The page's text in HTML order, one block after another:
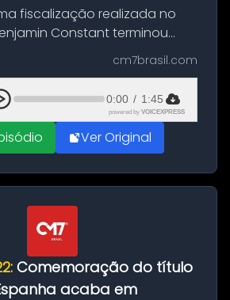
fiscalização realizada no
Constant terminou
de aproximadamente 115
em uma
no porto da cidade. O
cm7brasil.com
0:00 / 1:45
powered by VOICEXPRESS
Ver Original
Comemoração do título
acaba em